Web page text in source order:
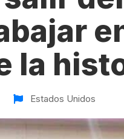
la
Estados Unidos